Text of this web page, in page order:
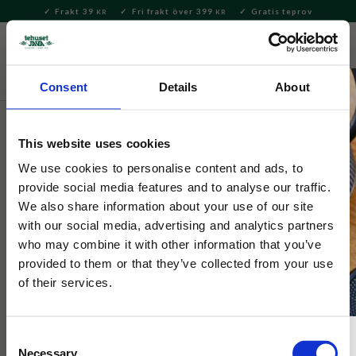
Consent Details About
This website uses cookies
We use cookies to personalise content and ads, to
provide social media features and to analyse our traffic.
We also share information about your use of our site
with our social media, advertising and analytics partners
who may combine it with other information that you’ve
provided to them or that they’ve collected from your use
of their services.
Necessary
Meny
Frakt 39 KR Fri frakt över 399 KR Gratis teprov
Hem & Inredningsdetaljer
Selected by Tehuset Java
Kaffeburk Coffee Time 400g
Kaffeburk 400g. Tättslutande lock med gångjärn som förlänger